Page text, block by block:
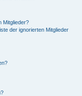
Mitglieder?
der ignorierten Mitglieder